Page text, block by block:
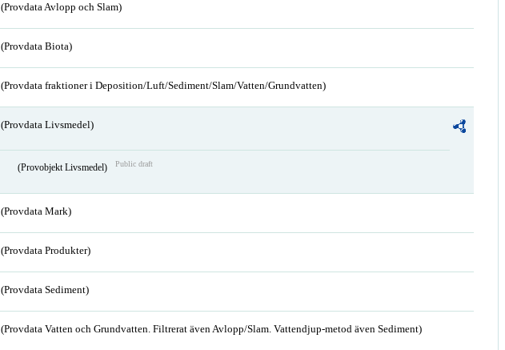
(Provdata Avlopp och Slam)
(Provdata Biota)
(Provdata fraktioner i Deposition/Luft/Sediment/Slam/Vatten/Grundvatten)
(Provdata Livsmedel)
(Provobjekt Livsmedel) Public draft
(Provdata Mark)
(Provdata Produkter)
(Provdata Sediment)
(Provdata Vatten och Grundvatten. Filtrerat även Avlopp/Slam. Vattendjup-metod även Sediment)